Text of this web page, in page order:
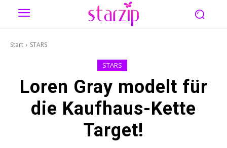
Start STARS
STARS
Loren Gray modelt für
die Kaufhaus-Kette
Target!